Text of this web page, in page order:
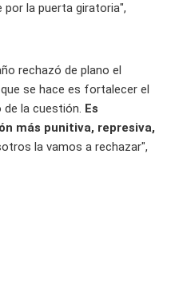
por la puerta giratoria",
rechazó de plano el
se hace es fortalecer el
la cuestión. Es
más punitiva, represiva,
la vamos a rechazar",